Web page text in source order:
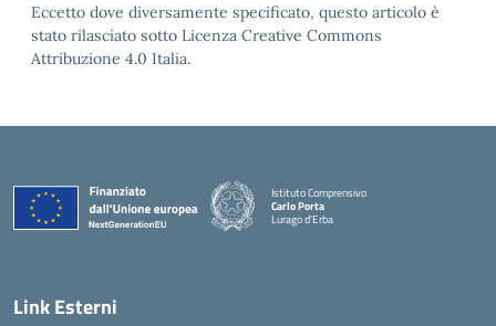
Eccetto dove diversamente specificato, questo articolo è
stato rilasciato sotto Licenza Creative Commons
Attribuzione 4.0 Italia.
Istituto Comprensivo
Carlo Porta
Lurago d'Erba
— Visita la pagina iniziale della scuola
Link Esterni